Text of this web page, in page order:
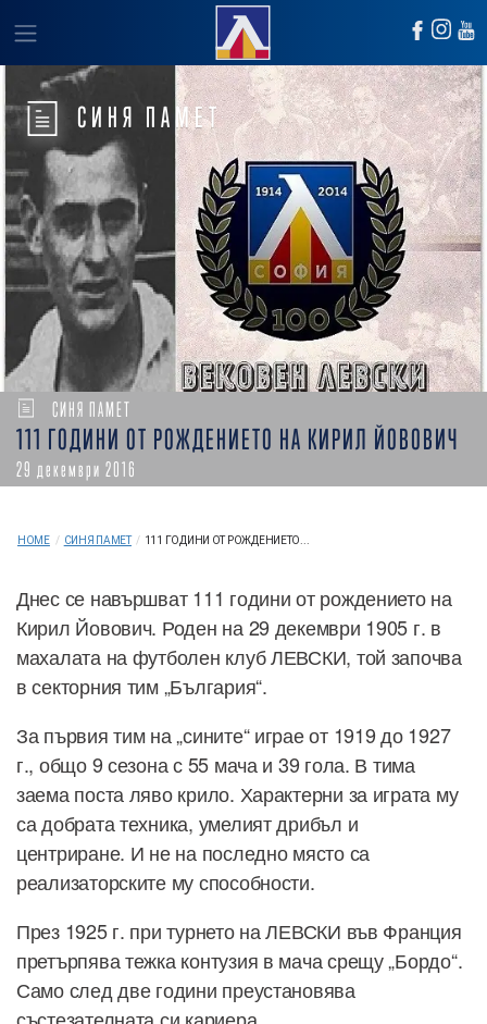
СИНЯ ПАМЕТ
СИНЯ ПАМЕТ
111 ГОДИНИ ОТ РОЖДЕНИЕТО НА КИРИЛ ЙОВОВИЧ
29 декември 2016
HOME / СИНЯ ПАМЕТ / 111 ГОДИНИ ОТ РОЖДЕНИЕТО...
Днес се навършват 111 години от рождението на
Кирил Йовович. Роден на 29 декември 1905 г. в
махалата на футболен клуб ЛЕВСКИ, той започва
в секторния тим „България“.
За първия тим на „сините“ играе от 1919 до 1927
г., общо 9 сезона с 55 мача и 39 гола. В тима
заема поста ляво крило. Характерни за играта му
са добрата техника, умелият дрибъл и
центриране. И не на последно място са
реализаторските му способности.
През 1925 г. при турнето на ЛЕВСКИ във Франция
претърпява тежка контузия в мача срещу „Бордо“.
Само след две години преустановява